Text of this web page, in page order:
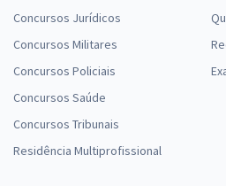
Concursos Jurídicos
Concursos Militares
Concursos Policiais
Concursos Saúde
Concursos Tribunais
Residência Multiprofissional